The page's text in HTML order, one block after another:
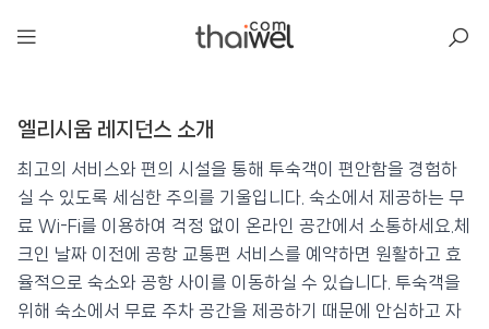
엘리시움 레지던스
📍 푸켓★★★ ⭐ 9.0
💰 최저가 확인 · 예약하기
엘리시움 레지던스 소개
최고의 서비스와 편의 시설을 통해 투숙객이 편안함을 경험하
실 수 있도록 세심한 주의를 기울입니다. 숙소에서 제공하는 무
료 Wi-Fi를 이용하여 걱정 없이 온라인 공간에서 소통하세요.체
크인 날짜 이전에 공항 교통편 서비스를 예약하면 원활하고 효
율적으로 숙소와 공항 사이를 이동하실 수 있습니다. 투숙객을
위해 숙소에서 무료 주차 공간을 제공하기 때문에 안심하고 자